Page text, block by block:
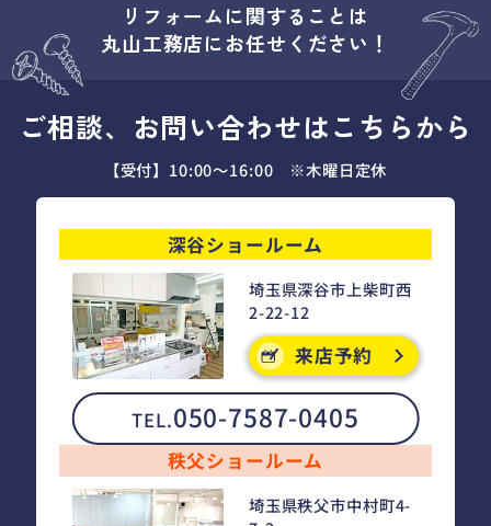
リフォームに関することは
丸山工務店にお任せください！
ご相談、お問い合わせはこちらから
【受付】10:00～16:00 ※木曜日定休
深谷ショールーム
埼玉県深谷市上柴町西
2-22-12
来店予約
TEL.050-7587-0405
秩父ショールーム
埼玉県秩父市中村町4-